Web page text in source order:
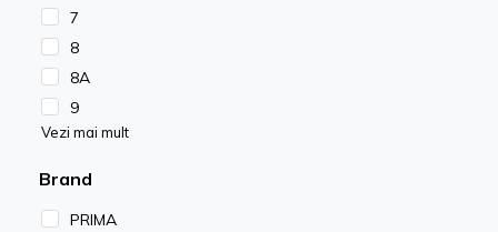
7
8
8A
9
Vezi mai mult
Brand
PRIMA